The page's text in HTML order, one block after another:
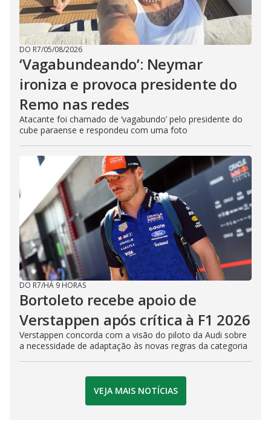
DO R7/05/08/2026
‘Vagabundeando’: Neymar
ironiza e provoca presidente do
Remo nas redes
Atacante foi chamado de ‘vagabundo’ pelo presidente do
cube paraense e respondeu com uma foto
DO R7/HÁ 9 HORAS
Bortoleto recebe apoio de
Verstappen após crítica à F1 2026
Verstappen concorda com a visão do piloto da Audi sobre
a necessidade de adaptação às novas regras da categoria
VEJA MAIS NOTÍCIAS